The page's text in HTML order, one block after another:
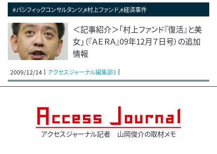
#パシフィックコンサルタンツ,#村上ファンド,#経済事件
＜記事紹介＞「村上ファンド『復活』と美
女」（『ＡＥＲＡ』09年12月７日号）の追加
情報
2009/12/14 アクセスジャーナル編集部3
アクセスジャーナル記者 山岡俊介の取材メモ